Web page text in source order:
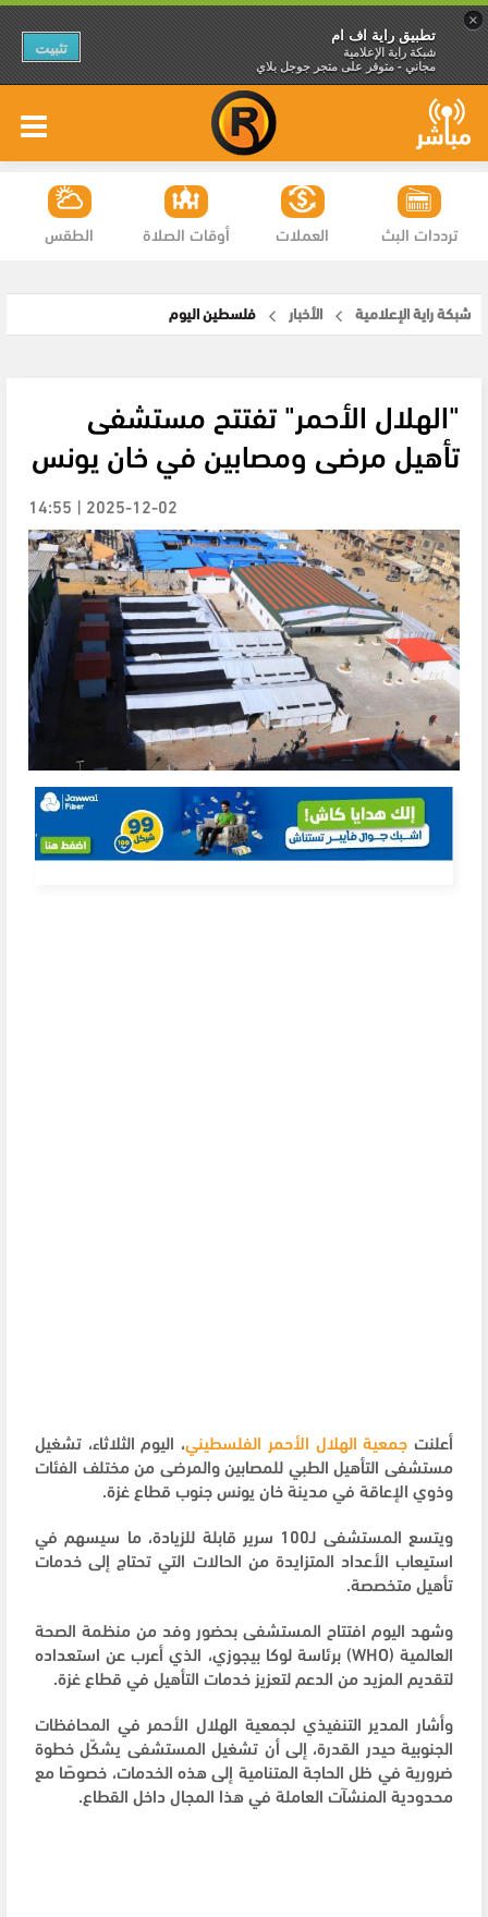
×
تطبيق راية اف ام
شبكة راية الإعلامية
مجاني - متوفر على متجر جوجل بلاي
تثبيت
الطقس أوقات الصلاة العملات ترددات البث
شبكة راية الإعلامية الأخبار فلسطين اليوم
"الهلال الأحمر" تفتتح مستشفى
تأهيل مرضى ومصابين في خان يونس
2025-12-02 | 14:55
أعلنت جمعية الهلال الأحمر الفلسطيني، اليوم الثلاثاء، تشغيل
مستشفى التأهيل الطبي للمصابين والمرضى من مختلف الفئات
وذوي الإعاقة في مدينة خان يونس جنوب قطاع غزة.
ويتسع المستشفى لـ100 سرير قابلة للزيادة، ما سيسهم في
استيعاب الأعداد المتزايدة من الحالات التي تحتاج إلى خدمات
تأهيل متخصصة.
وشهد اليوم افتتاح المستشفى بحضور وفد من منظمة الصحة
العالمية (WHO) برئاسة لوكا بيجوزي، الذي أعرب عن استعداده
لتقديم المزيد من الدعم لتعزيز خدمات التأهيل في قطاع غزة.
وأشار المدير التنفيذي لجمعية الهلال الأحمر في المحافظات
الجنوبية حيدر القدرة، إلى أن تشغيل المستشفى يشكّل خطوة
ضرورية في ظل الحاجة المتنامية إلى هذه الخدمات، خصوصًا مع
محدودية المنشآت العاملة في هذا المجال داخل القطاع.